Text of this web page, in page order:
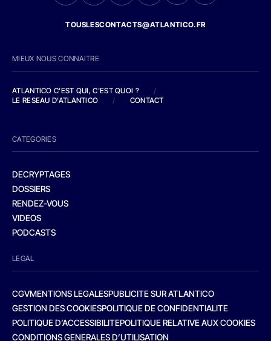
TOUSLESCONTACTS@ATLANTICO.FR
MIEUX NOUS CONNAITRE
ATLANTICO C'EST QUI, C'EST QUOI ?
/
LE RESEAU D'ATLANTICO
/ CONTACT
CATEGORIES
DECRYPTAGES
DOSSIERS
RENDEZ-VOUS
VIDEOS
PODCASTS
LEGAL
CGVMENTIONS LEGALESPUBLICITE SUR ATLANTICO
GESTION DES COOKIESPOLITIQUE DE CONFIDENTIALITE
POLITIQUE D’ACCESSIBILITEPOLITIQUE RELATIVE AUX COOKIES
CONDITIONS GENERALES D’UTILISATION